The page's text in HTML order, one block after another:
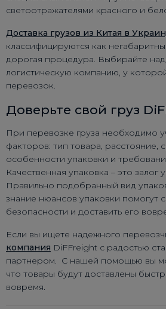
светоотражателями красного и
Доставка грузов из Китая в
классифицируются как
дорогая процедура. Выбирайте
логистическую компанию, у
перевозок.
Доверьте свой груз
При перевозке груза необходимо
факторов: тип товара, расстояние,
особенности упаковки и
Качественная упаковка – это залог
Правильно подобранный вид
знание нюансов упаковки помогут
безопасности и доставить его
Если вы ищете надежного
компания DiFFreight с радостью
партнером. С нашей помощью вы
что товары будут доставлены
вовремя.